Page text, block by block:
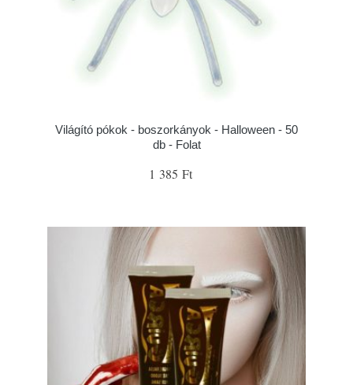
Világító pókok - boszorkányok - Halloween - 50
db - Folat
1 385 Ft